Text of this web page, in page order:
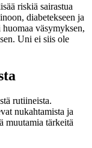
riskiä sairastua
diabetekseen ja
huomaa väsymyksen,
Uni ei siis ole
rutiineista.
nukahtamista ja
muutamia tärkeitä